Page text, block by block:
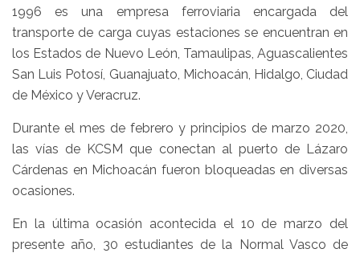
1996 es una empresa ferroviaria encargada del
transporte de carga cuyas estaciones se encuentran en
los Estados de Nuevo León, Tamaulipas, Aguascalientes
San Luis Potosí, Guanajuato, Michoacán, Hidalgo, Ciudad
de México y Veracruz.
Durante el mes de febrero y principios de marzo 2020,
las vías de KCSM que conectan al puerto de Lázaro
Cárdenas en Michoacán fueron bloqueadas en diversas
ocasiones.
En la última ocasión acontecida el 10 de marzo del
presente año, 30 estudiantes de la Normal Vasco de